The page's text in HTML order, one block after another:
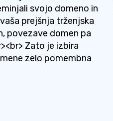
svojo domeno in
prejšnja trženjska
povezave domen pa
Zato je izbira
zelo pomembna